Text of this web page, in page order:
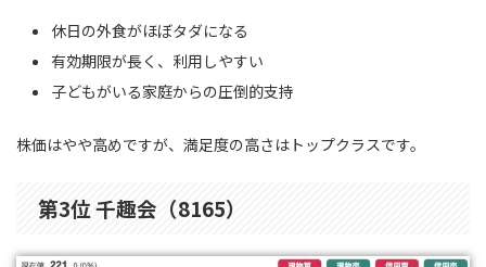
休日の外食がほぼタダになる
有効期限が長く、利用しやすい
子どもがいる家庭からの圧倒的支持
株価はやや高めですが、満足度の高さはトップクラスです。
第3位 千趣会（8165）